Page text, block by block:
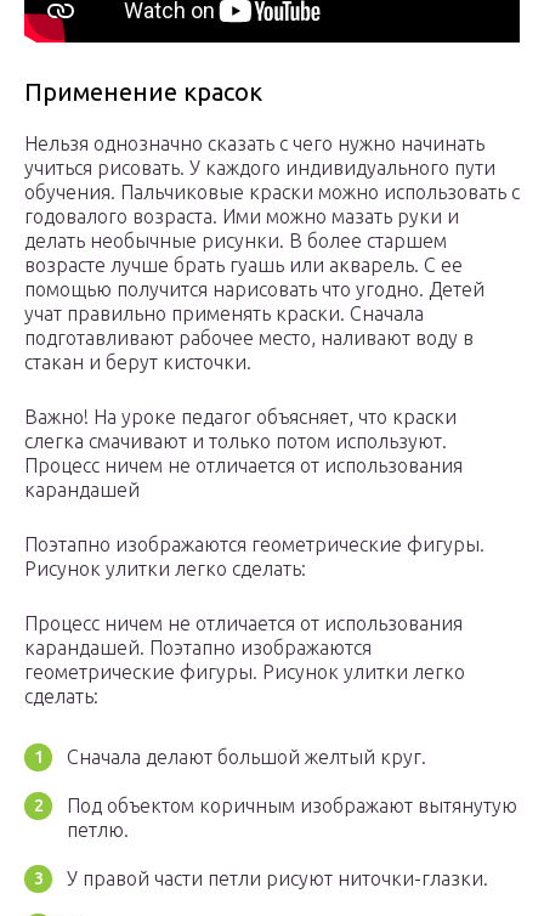
Применение красок
Нельзя однозначно сказать с чего нужно начинать
учиться рисовать. У каждого индивидуального пути
обучения. Пальчиковые краски можно использовать с
годовалого возраста. Ими можно мазать руки и
делать необычные рисунки. В более старшем
возрасте лучше брать гуашь или акварель. С ее
помощью получится нарисовать что угодно. Детей
учат правильно применять краски. Сначала
подготавливают рабочее место, наливают воду в
стакан и берут кисточки.
Важно! На уроке педагог объясняет, что краски
слегка смачивают и только потом используют.
Процесс ничем не отличается от использования
карандашей
Поэтапно изображаются геометрические фигуры.
Рисунок улитки легко сделать:
Процесс ничем не отличается от использования
карандашей. Поэтапно изображаются
геометрические фигуры. Рисунок улитки легко
сделать:
Сначала делают большой желтый круг.
Под объектом коричным изображают вытянутую
петлю.
У правой части петли рисуют ниточки-глазки.